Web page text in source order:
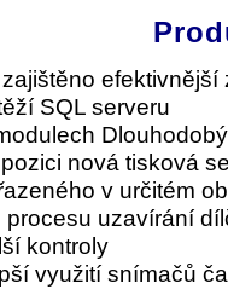
SQL serveru
nová tisková
v určitém
procesu uzavírání
kontroly
využití snímačů